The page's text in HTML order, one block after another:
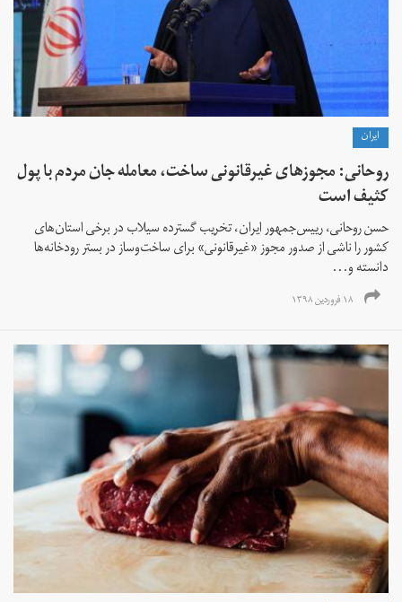
ايران
روحانی: مجوزهای غیرقانونی ساخت، معامله جان مردم با پول
کثیف است
حسن روحانی، رییس‌جمهور ایران، تخریب گسترده سیلاب در برخی استان‌های
کشور را ناشی از صدور مجوز «غیرقانونی» برای ساخت‌وساز در بستر رودخانه‌ها
دانسته و...
۱۸ فروردین ۱۳۹۸